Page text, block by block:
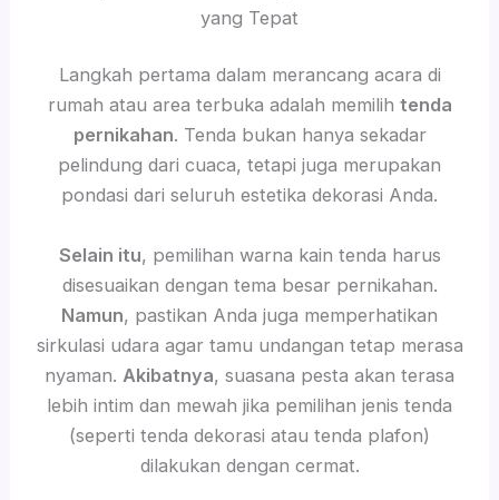
yang Tepat
Langkah pertama dalam merancang acara di
rumah atau area terbuka adalah memilih tenda
pernikahan. Tenda bukan hanya sekadar
pelindung dari cuaca, tetapi juga merupakan
pondasi dari seluruh estetika dekorasi Anda.
Selain itu, pemilihan warna kain tenda harus
disesuaikan dengan tema besar pernikahan.
Namun, pastikan Anda juga memperhatikan
sirkulasi udara agar tamu undangan tetap merasa
nyaman. Akibatnya, suasana pesta akan terasa
lebih intim dan mewah jika pemilihan jenis tenda
(seperti tenda dekorasi atau tenda plafon)
dilakukan dengan cermat.